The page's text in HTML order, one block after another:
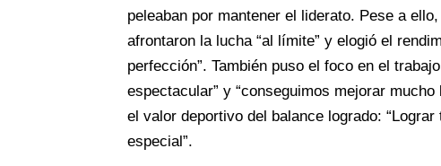
peleaban por mantener el liderato. Pese a
afrontaron la lucha “al límite” y elogió el
perfección”. También puso el foco en el
espectacular” y “conseguimos mejorar
el valor deportivo del balance logrado:
especial”.